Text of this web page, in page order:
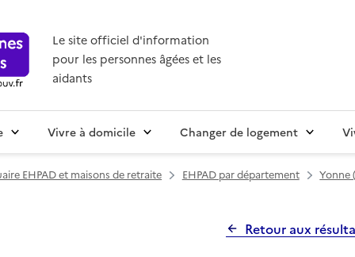
Le site officiel d'information
pour les personnes âgées et les
aidants
Vivre à domicile Changer de logement
EHPAD et maisons de retraite EHPAD par département Yonne
Retour aux